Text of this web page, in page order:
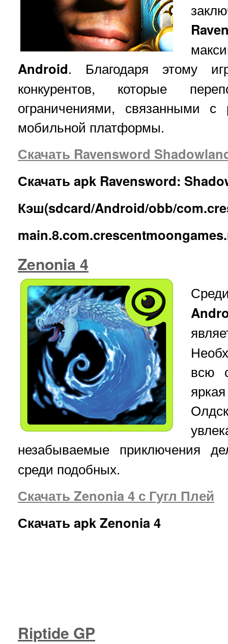
Android. Благодаря этому
конкурентов, которые
ограничениями, связанными с
мобильной платформы.
Скачать Ravensword
Скачать apk Ravensword:
Кэш(sdcard/Android/obb/
Zenonia 4
всю
незабываемые приключения
среди подобных.
Скачать Zenonia 4 с Гугл Плей
Скачать apk Zenonia 4
Riptide GP